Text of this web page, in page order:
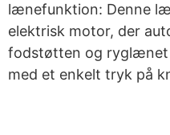
lænefunktion: Denne
elektrisk motor, der
fodstøtten og ryglænet
med et enkelt tryk på